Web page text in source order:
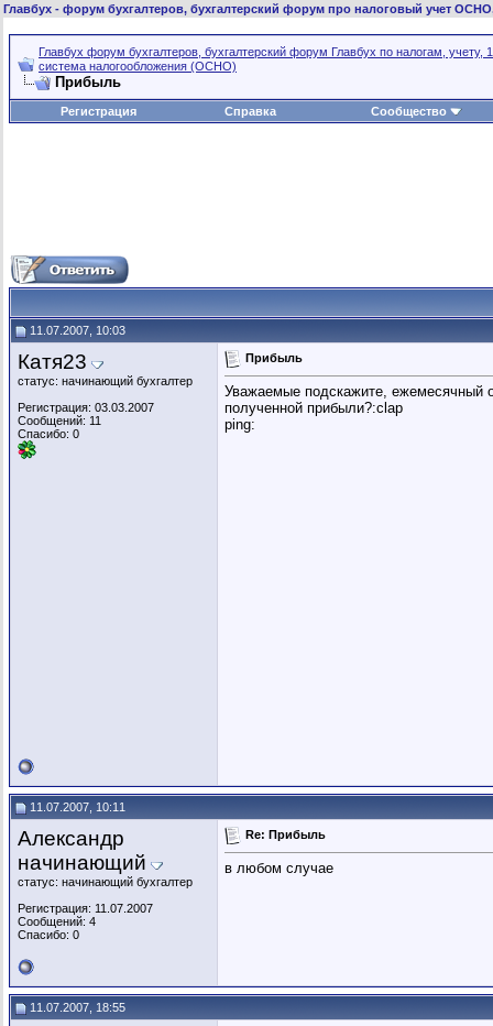
Главбух - форум бухгалтеров, бухгалтерский форум про налоговый учет
Главбух форум бухгалтеров, бухгалтерский форум Главбух по налогам, учету,
система налогообложения (ОСНО)
Прибыль
Регистрация Справка Сообщество
11.07.2007, 10:03
Катя23
статус: начинающий бухгалтер
Регистрация: 03.03.2007
Сообщений: 11
Спасибо: 0
Прибыль
Уважаемые подскажите, ежемесячный
полученной прибыли?:clap
ping:
11.07.2007, 10:11
Александр
начинающий
статус: начинающий бухгалтер
Регистрация: 11.07.2007
Сообщений: 4
Спасибо: 0
Re: Прибыль
в любом случае
11.07.2007, 18:55